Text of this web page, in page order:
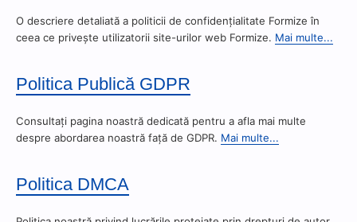
O descriere detaliată a politicii de confidențialitate Formize în
ceea ce privește utilizatorii site-urilor web Formize. Mai multe...
Politica Publică GDPR
Consultați pagina noastră dedicată pentru a afla mai multe
despre abordarea noastră față de GDPR. Mai multe...
Politica DMCA